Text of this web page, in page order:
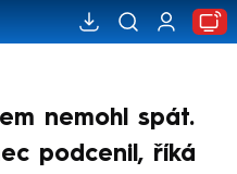
nemohl spát.
podcenil, říká